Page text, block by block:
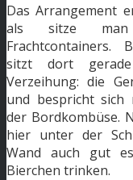
Das Arrangement
als sitze man
Frachtcontainers.
sitzt dort
Verzeihung: die
und bespricht sich
der Bordkombüse.
hier unter der
Wand auch gut
Bierchen trinken.